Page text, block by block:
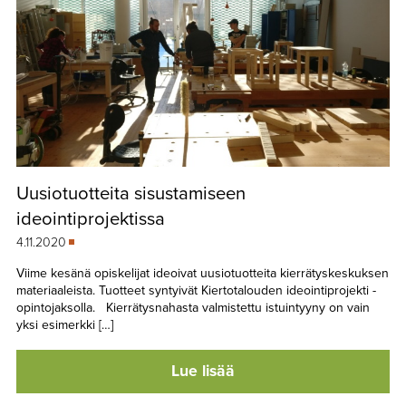
Uusiotuotteita sisustamiseen
ideointiprojektissa
4.11.2020
Viime kesänä opiskelijat ideoivat uusiotuotteita kierrätyskeskuksen
materiaaleista. Tuotteet syntyivät Kiertotalouden ideointiprojekti -
opintojaksolla. Kierrätysnahasta valmistettu istuintyyny on vain
yksi esimerkki […]
Lue lisää